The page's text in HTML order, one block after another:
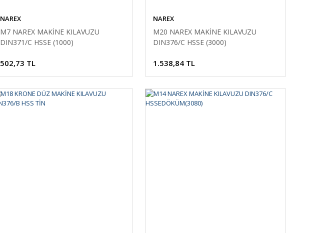
NAREX
M7 NAREX MAKİNE KILAVUZU
DIN371/C HSSE (1000)
502,73 TL
NAREX
M20 NAREX MAKİNE KILAVUZU
DIN376/C HSSE (3000)
1.538,84 TL